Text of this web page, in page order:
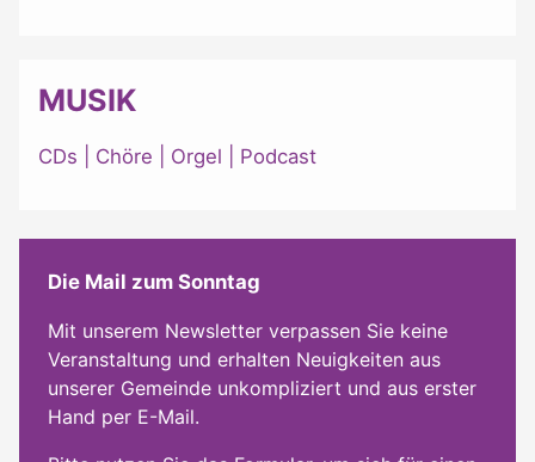
MUSIK
CDs Chöre Orgel Podcast
Die Mail zum Sonntag
Mit unserem Newsletter verpassen Sie keine
Veranstaltung und erhalten Neuigkeiten aus
unserer Gemeinde unkompliziert und aus erster
Hand per E-Mail.